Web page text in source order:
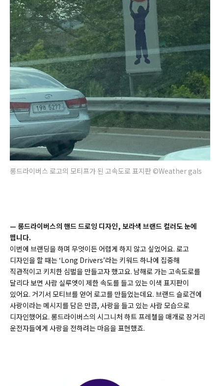
롱드라이버스 로고의 모티프가 된 고속도로 표지판 ©Weather gals
— 롱드라이버스의 핸드 드로잉 디자인, 보라색 브랜드 컬러도 눈에
띕니다.
이번에 브랜딩을 하며 무엇이든 어렵게 하지 않고 싶었어요. 로고
디자인을 할 때는 ‘Long Drivers’라는 키워드 하나에 집중해
직관적이고 키치한 심벌을 만들고자 했고요. 남해로 가는 고속도로를
달리다 보면 사람 실루엣이 제한 속도를 들고 있는 이색 표지판이
있어요. 거기서 모티브를 얻어 로고를 만들었는데요. 브랜드 슬로건에
사랑이라는 메시지를 담은 만큼, 사랑을 들고 있는 사람 모습으로
디자인했어요. 롱드라이버스의 시그니처 하트 프레첼을 매개로 장거리
운전자들에게 사랑을 전하려는 마음을 표현했죠.